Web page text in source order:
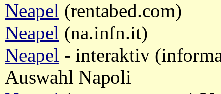
Neapel (rentabed.com)
Neapel (na.infn.it)
Neapel - interaktiv
Auswahl Napoli